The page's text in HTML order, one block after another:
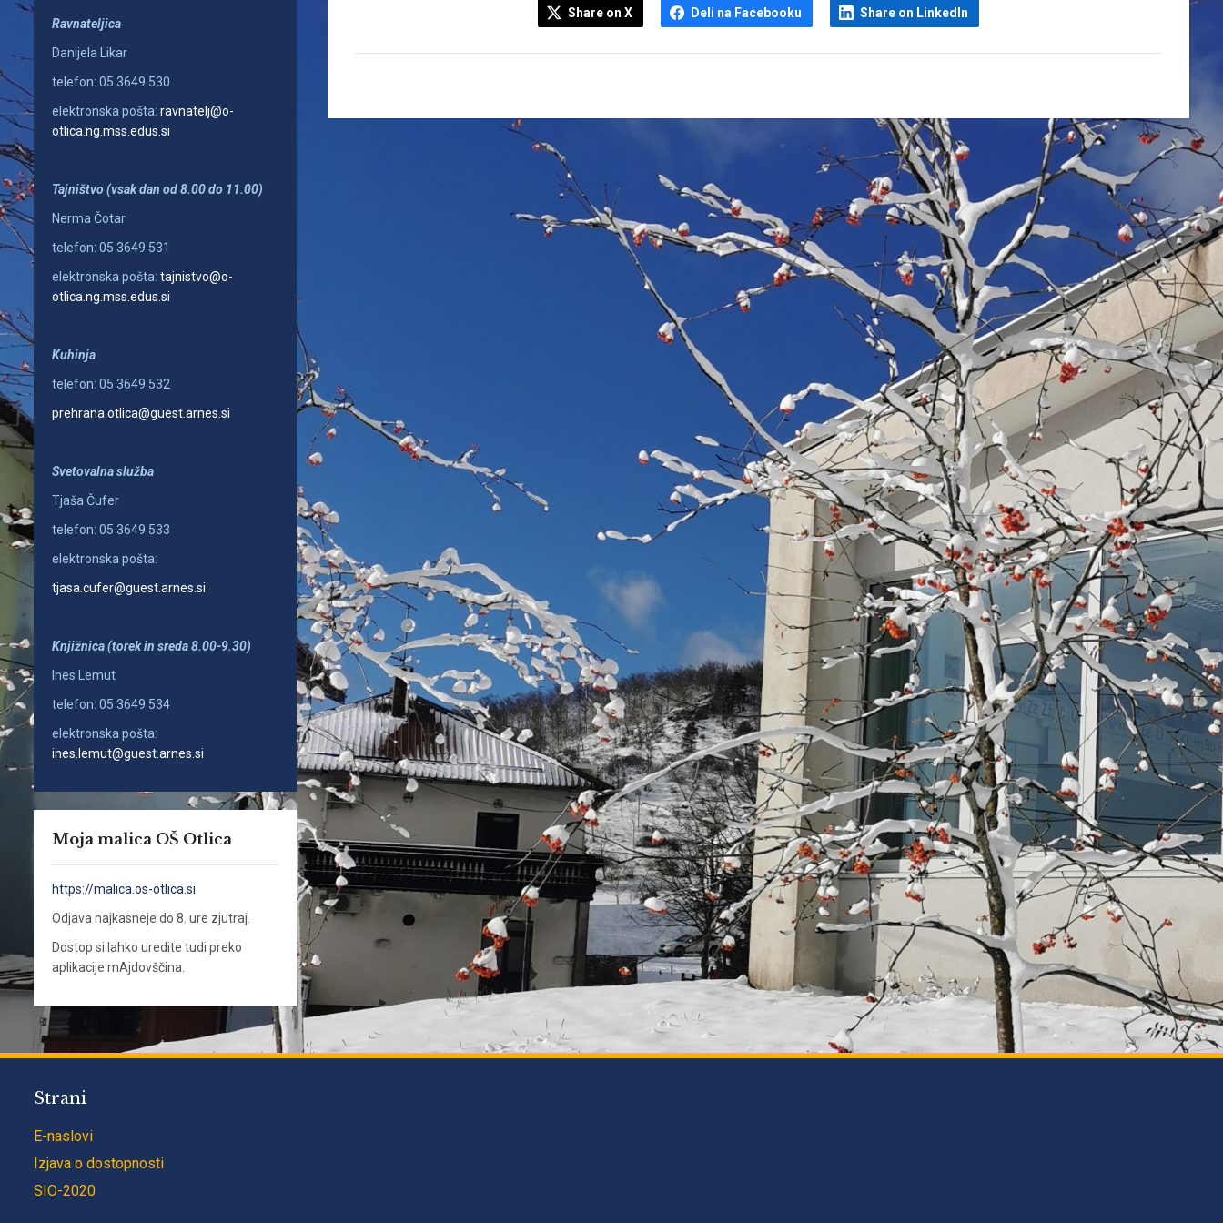
Ravnateljica
Danijela Likar
telefon: 05 3649 530
elektronska pošta: ravnatelj@o-
otlica.ng.mss.edus.si
Tajništvo (vsak dan od 8.00 do 11.00)
Nerma Čotar
telefon: 05 3649 531
elektronska pošta: tajnistvo@o-
otlica.ng.mss.edus.si
Kuhinja
telefon: 05 3649 532
prehrana.otlica@guest.arnes.si
Svetovalna služba
Tjaša Čufer
telefon: 05 3649 533
elektronska pošta:
tjasa.cufer@guest.arnes.si
Knjižnica (torek in sreda 8.00-9.30)
Ines Lemut
telefon: 05 3649 534
elektronska pošta:
ines.lemut@guest.arnes.si
Moja malica OŠ Otlica
https://malica.os-otlica.si
Odjava najkasneje do 8. ure zjutraj.
Dostop si lahko uredite tudi preko
aplikacije mAjdovščina.
Share on X Deli na Facebooku Share on LinkedIn
Strani
E-naslovi
Izjava o dostopnosti
SIO-2020